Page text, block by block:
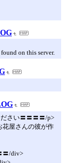
on this server.
さい〓〓〓〓/p>
花屋さんの彼が作
〓/div>